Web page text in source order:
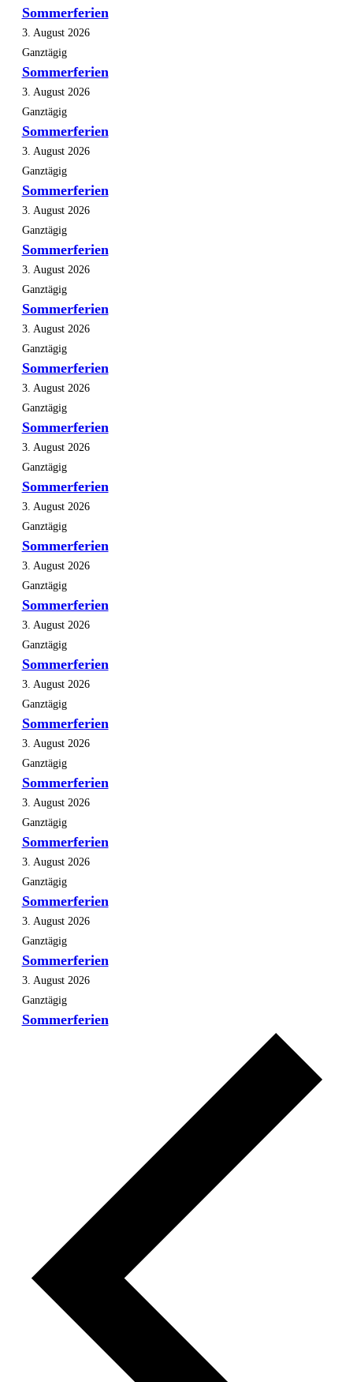
Sommerferien
3. August 2026
Ganztägig
Sommerferien
3. August 2026
Ganztägig
Sommerferien
3. August 2026
Ganztägig
Sommerferien
3. August 2026
Ganztägig
Sommerferien
3. August 2026
Ganztägig
Sommerferien
3. August 2026
Ganztägig
Sommerferien
3. August 2026
Ganztägig
Sommerferien
3. August 2026
Ganztägig
Sommerferien
3. August 2026
Ganztägig
Sommerferien
3. August 2026
Ganztägig
Sommerferien
3. August 2026
Ganztägig
Sommerferien
3. August 2026
Ganztägig
Sommerferien
3. August 2026
Ganztägig
Sommerferien
3. August 2026
Ganztägig
Sommerferien
3. August 2026
Ganztägig
Sommerferien
3. August 2026
Ganztägig
Sommerferien
3. August 2026
Ganztägig
Sommerferien